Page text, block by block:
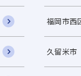
福岡市西
久留米市